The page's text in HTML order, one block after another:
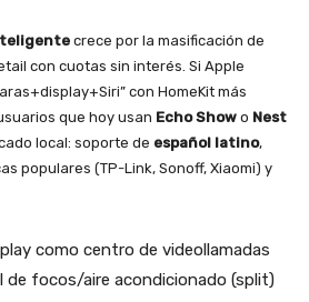
crece por la masificación de
con cuotas sin interés. Si Apple
con HomeKit más
que hoy usan Echo Show o Nest
local: soporte de español latino,
populares (TP-Link, Sonoff, Xiaomi) y
como centro de videollamadas
de focos/aire acondicionado (split)